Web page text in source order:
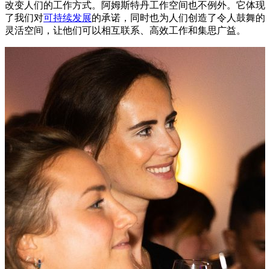
改变人们的工作方式。阿姆斯特丹工作空间也不例外。它体现
了我们对可持续发展的承诺，同时也为人们创造了令人鼓舞的
灵活空间，让他们可以相互联系、高效工作和集思广益。